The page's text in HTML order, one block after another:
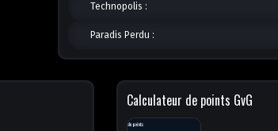
Technopolis :
Paradis Perdu :
Calculateur de points GvG